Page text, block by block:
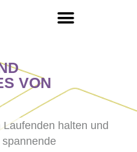
VON
halten und